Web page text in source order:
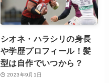
シオネ・ハラシリの身長
や学歴プロフィール！髪
型は自作でいつから？
2023年9月1日